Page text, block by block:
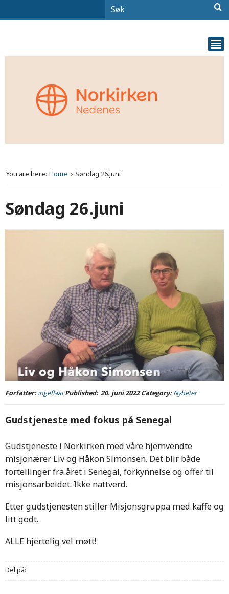
You are here: Home Søndag 26.juni
Søndag 26.juni
Forfatter:ingeflaatPublished: 20. juni 2022 Category:Nyheter
Gudstjeneste med fokus på Senegal
Gudstjeneste i Norkirken med våre hjemvendte
misjonærer Liv og Håkon Simonsen. Det blir både
fortellinger fra året i Senegal, forkynnelse og offer til
misjonsarbeidet. Ikke nattverd.
Etter gudstjenesten stiller Misjonsgruppa med kaffe og
litt godt.
ALLE hjertelig vel møtt!
Del på: